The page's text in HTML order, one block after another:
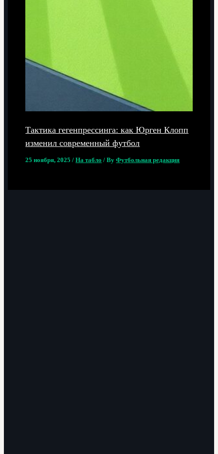
Тактика гегенпрессинга: как Юрген Клопп
изменил современный футбол
25 ноября, 2025/На табло / ByФутбольная редакция